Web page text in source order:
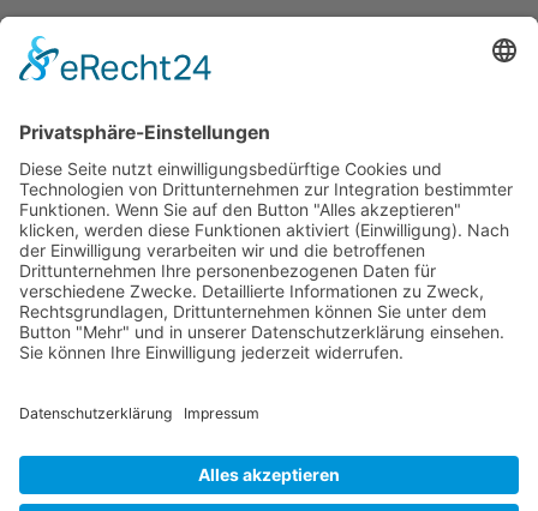
Fachinformationen
Erstattungsfähige rezeptfreie Medikamente
Studie: Reduziert das Darmbakterium Bacteroides vulgatus
Heißhunger auf Süßes?
Verband Unabhängiger Heilpraktiker e.V.
Diese E-Mail-Adresse ist vor Spambots geschützt! Zur
Anzeige muss JavaScript eingeschaltet sein!
0261-1349 8000
38100 Braunschweig
Impressum